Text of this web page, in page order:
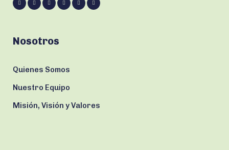
Nosotros
Quienes Somos
Nuestro Equipo
Misión, Visión y Valores